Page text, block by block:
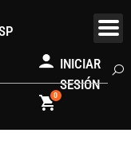
INICIAR
SESIÓN
0